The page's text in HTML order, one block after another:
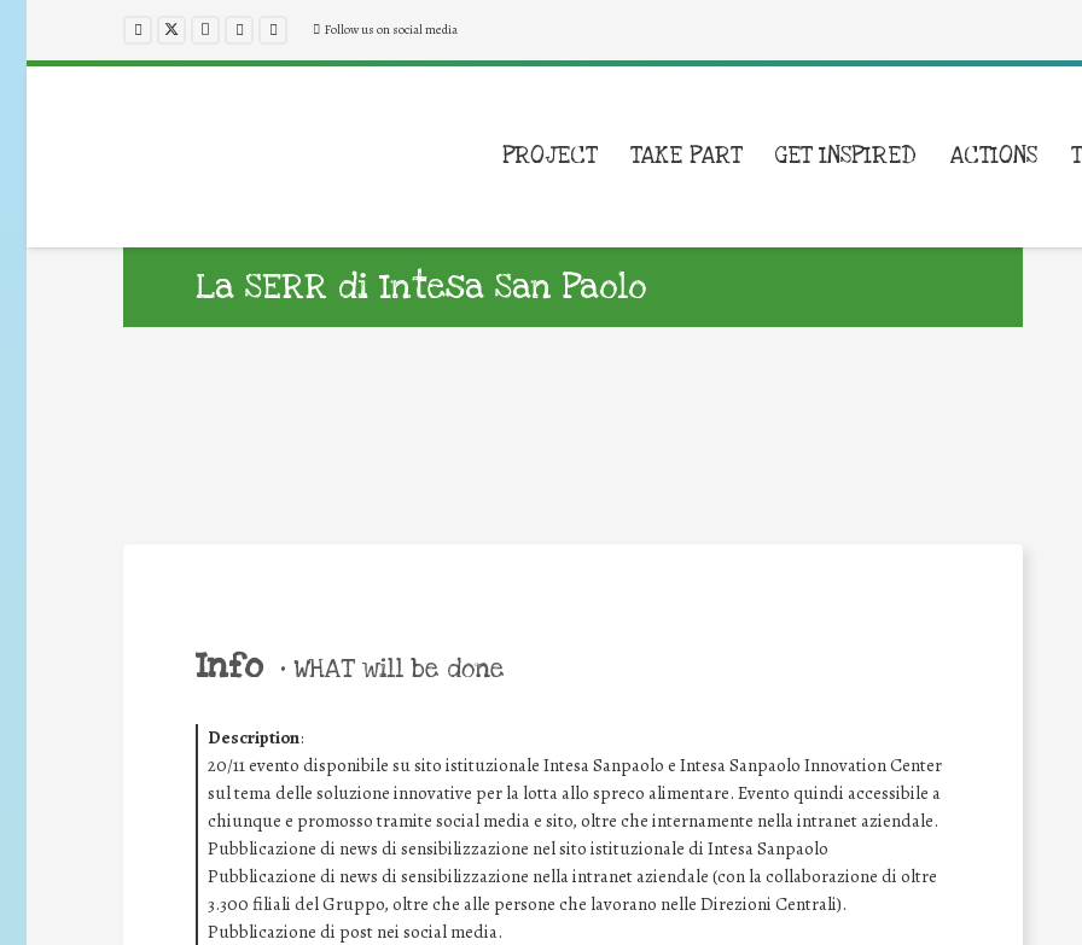
Follow us on social media
PROJECT TAKE PART GET INSPIRED ACTIONS
La SERR di Intesa San Paolo
Info • WHAT will be done
Description:
20/11 evento disponibile su sito istituzionale Intesa Sanpaolo e Intesa Sanpaolo Innovation Center
sul tema delle soluzione innovative per la lotta allo spreco alimentare. Evento quindi accessibile a
chiunque e promosso tramite social media e sito, oltre che internamente nella intranet aziendale.
Pubblicazione di news di sensibilizzazione nel sito istituzionale di Intesa Sanpaolo
Pubblicazione di news di sensibilizzazione nella intranet aziendale (con la collaborazione di oltre
3.300 filiali del Gruppo, oltre che alle persone che lavorano nelle Direzioni Centrali).
Pubblicazione di post nei social media.